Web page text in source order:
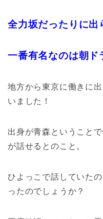
全力坂だったりに出
一番有名なのは朝ド
地方から東京に働きに
いました！
出身が青森ということ
が話せるとのこと。
ひよっこで話していた
ったのでしょうか？